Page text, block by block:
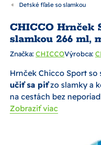
Detské fľaše so slamkou
CHICCO Hrnček
slamkou 266 ml,
Značka: CHICCOVýrobca:
Hrnček Chicco Sport so
učiť sa piťzo slamky a
na cestách bez
Zobraziť viac